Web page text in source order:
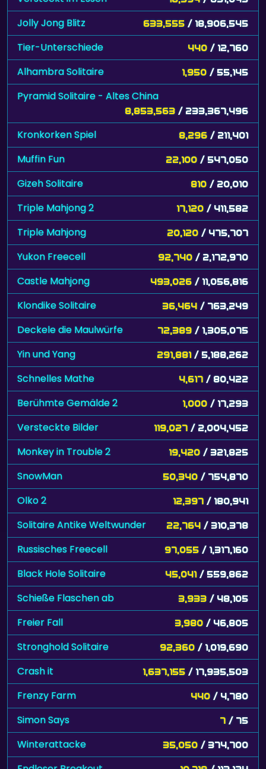
Jolly Jong Blitz 633,555 / 18,906,545
Tier-Unterschiede 440 / 12,760
Alhambra Solitaire 1,950 / 55,145
Pyramid Solitaire - Altes China
8,853,563 / 233,367,496
Kronkorken Spiel 8,296 / 211,401
Muffin Fun 22,100 / 547,050
Gizeh Solitaire 810 / 20,010
Triple Mahjong 2 17,120 / 411,582
Triple Mahjong 20,120 / 475,707
Yukon Freecell 92,740 / 2,172,970
Castle Mahjong 493,026 / 11,056,816
Klondike Solitaire 36,464 / 763,249
Deckele die Maulwürfe 72,389 / 1,305,075
Yin und Yang 291,881 / 5,188,262
Schnelles Mathe 4,617 / 80,422
Berühmte Gemälde 2 1,000 / 17,293
Versteckte Bilder 119,027 / 2,004,452
Monkey in Trouble 2 19,420 / 321,825
SnowMan 50,340 / 754,870
Olko 2 12,397 / 180,941
Solitaire Antike Weltwunder 22,764 / 310,378
Russisches Freecell 97,055 / 1,317,160
Black Hole Solitaire 45,041 / 559,862
Schieße Flaschen ab 3,933 / 48,105
Freier Fall 3,980 / 46,805
Stronghold Solitaire 92,360 / 1,019,690
Crash it 1,637,155 / 17,935,503
Frenzy Farm 440 / 4,780
Simon Says 7 / 75
Winterattacke 35,050 / 374,700